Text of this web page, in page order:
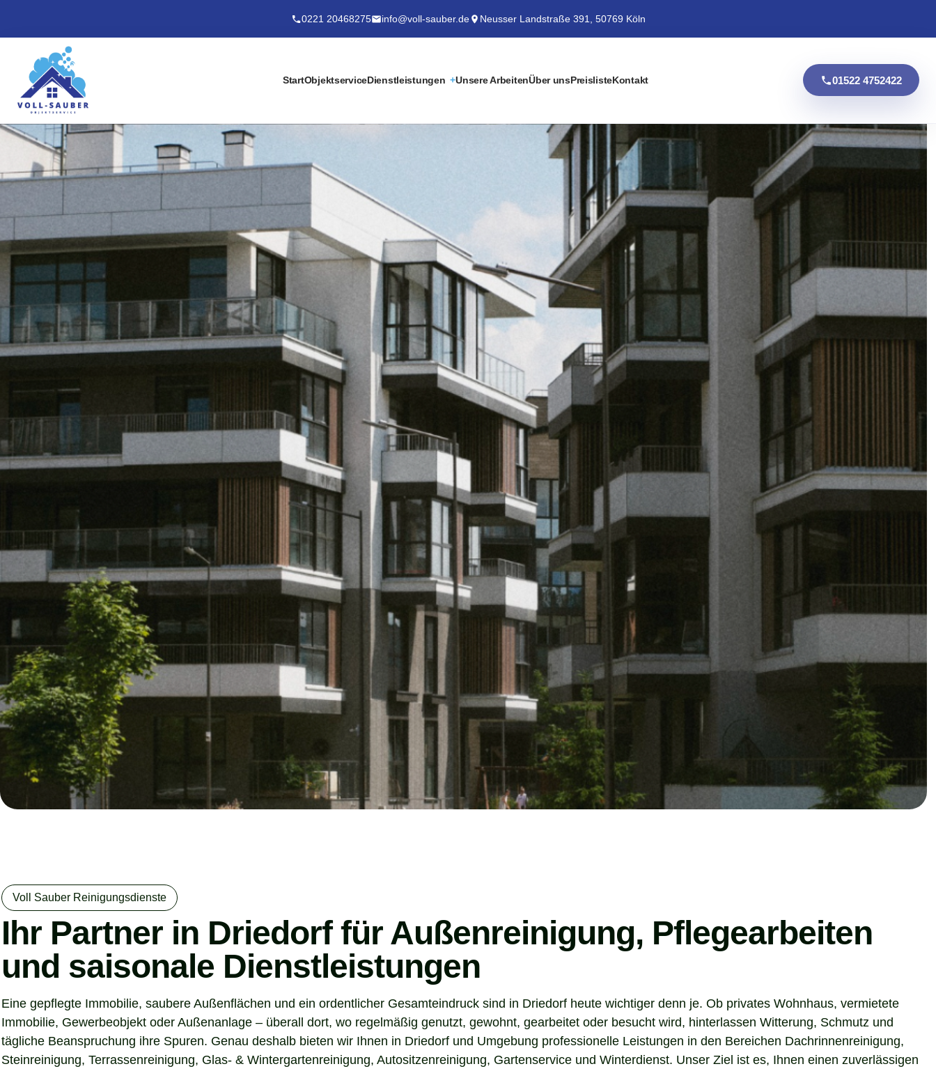
0221 20468275 info@voll-sauber.de Neusser Landstraße 391, 50769 Köln
StartObjektserviceDienstleistungen Unsere ArbeitenÜber unsPreislisteKontakt 01522 4752422
Voll Sauber Reinigungsdienste
Ihr Partner in Driedorf für Außenreinigung, Pflegearbeiten
und saisonale Dienstleistungen
Eine gepflegte Immobilie, saubere Außenflächen und ein ordentlicher Gesamteindruck sind in Driedorf heute wichtiger denn je. Ob privates Wohnhaus, vermietete
Immobilie, Gewerbeobjekt oder Außenanlage – überall dort, wo regelmäßig genutzt, gewohnt, gearbeitet oder besucht wird, hinterlassen Witterung, Schmutz und
tägliche Beanspruchung ihre Spuren. Genau deshalb bieten wir Ihnen in Driedorf und Umgebung professionelle Leistungen in den Bereichen Dachrinnenreinigung,
Steinreinigung, Terrassenreinigung, Glas- & Wintergartenreinigung, Autositzenreinigung, Gartenservice und Winterdienst. Unser Ziel ist es, Ihnen einen zuverlässigen